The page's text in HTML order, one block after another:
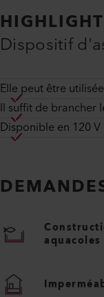
Dispositif
Elle peut être
Il suffit de brancher
Disponible en 120 V
aquacoles